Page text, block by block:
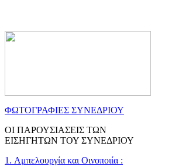
ΦΩΤΟΓΡΑΦΙΕΣ ΣΥΝΕΔΡΙΟΥ
ΟΙ ΠΑΡΟΥΣΙΑΣΕΙΣ ΤΩΝ
ΕΙΣΗΓΗΤΩΝ ΤΟΥ ΣΥΝΕΔΡΙΟΥ
1. Αμπελουργία και Οινοποιία :